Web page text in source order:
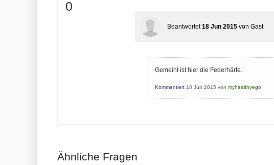
+
0
Beantwortet 18 Jun 2015 von Gast
Gemeint ist hier die Federhärte.
Kommentiert 18 Jun 2015 von myhealthyego
Ähnliche Fragen